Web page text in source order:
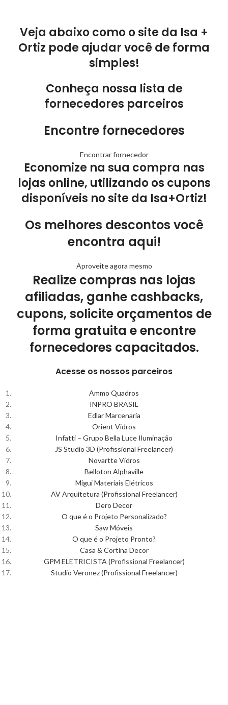
Veja abaixo como o site da Isa +
Ortiz pode ajudar você de forma
simples!
Conheça nossa lista de
fornecedores parceiros
Encontre fornecedores
Encontrar fornecedor
Economize na sua compra nas
lojas online, utilizando os cupons
disponíveis no site da Isa+Ortiz!
Os melhores descontos você
encontra aqui!
Aproveite agora mesmo
Realize compras nas lojas
afiliadas, ganhe cashbacks,
cupons, solicite orçamentos de
forma gratuita e encontre
fornecedores capacitados.
Acesse os nossos parceiros
Ammo Quadros
INPRO BRASIL
Edlar Marcenaria
Orient Vidros
Infatti – Grupo Bella Luce Iluminação
JS Studio 3D (Profissional Freelancer)
Novartte Vidros
Belloton Alphaville
Migui Materiais Elétricos
AV Arquitetura (Profissional Freelancer)
Dero Decor
O que é o Projeto Personalizado?
Saw Móveis
O que é o Projeto Pronto?
Casa & Cortina Decor
GPM ELETRICISTA (Profissional Freelancer)
Studio Veronez (Profissional Freelancer)